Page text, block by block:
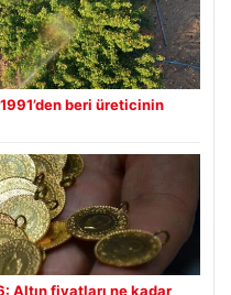
beri üreticinin
Altın fiyatları ne kadar